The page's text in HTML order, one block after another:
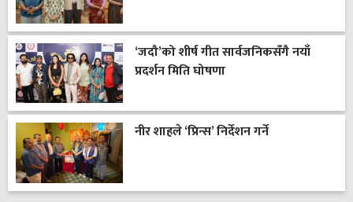
‘जदौ’को शीर्ष गीत सार्वजनिकसँगै नयाँ
प्रदर्शन मिति घोषणा
नीर शाहले ‘प्रिन्स’ निर्देशन गर्ने